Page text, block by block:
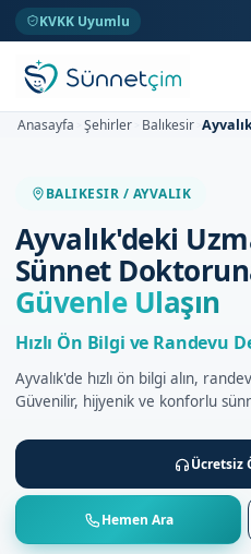
KVKK Uyumlu
Anasayfa Şehirler Balıkesir
BALIKESIR / AYVALIK
Ayvalık'deki
Sünnet
Güvenle Ulaşın
Hızlı Ön Bilgi ve Randevu
Ayvalık'de hızlı ön bilgi alın,
Güvenilir, hijyenik ve konforlu
Ücretsiz
Hemen Ara